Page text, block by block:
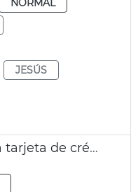
JESÚS
2.700 viajeros usan ya la tarjeta de crédito ‘MovimEMT’